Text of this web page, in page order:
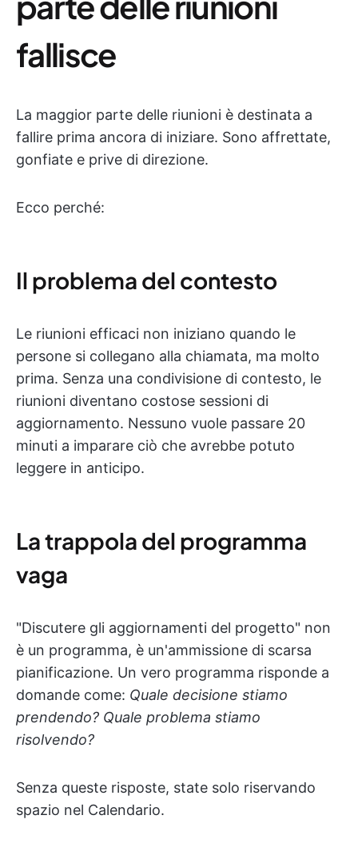
fallisce
La maggior parte delle riunioni è destinata a
fallire prima ancora di iniziare. Sono affrettate,
gonfiate e prive di direzione.
Ecco perché:
Il problema del contesto
Le riunioni efficaci non iniziano quando le
persone si collegano alla chiamata, ma molto
prima. Senza una condivisione di contesto, le
riunioni diventano costose sessioni di
aggiornamento. Nessuno vuole passare 20
minuti a imparare ciò che avrebbe potuto
leggere in anticipo.
La trappola del programma
vaga
"Discutere gli aggiornamenti del progetto" non
è un programma, è un'ammissione di scarsa
pianificazione. Un vero programma risponde a
domande come: Quale decisione stiamo
prendendo? Quale problema stiamo
risolvendo?
Senza queste risposte, state solo riservando
spazio nel Calendario.